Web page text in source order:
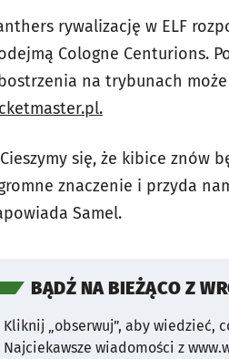
rywalizację w ELF
Cologne Centurions.
na trybunach
się, że kibice znów
znaczenie i przyda
Samel.
BĄDŹ NA BIEŻĄCO Z
Kliknij „obserwuj”, aby wiedzieć,
Najciekawsze wiadomości z